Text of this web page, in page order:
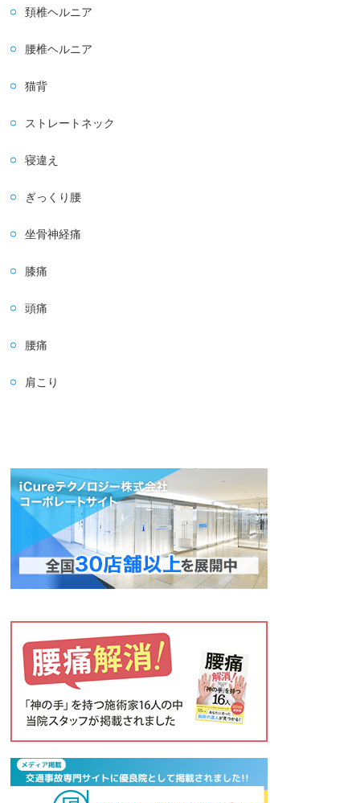
頚椎ヘルニア
腰椎ヘルニア
猫背
ストレートネック
寝違え
ぎっくり腰
坐骨神経痛
膝痛
頭痛
腰痛
肩こり